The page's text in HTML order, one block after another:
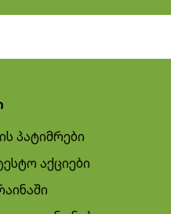
პატიმრები
აქციები